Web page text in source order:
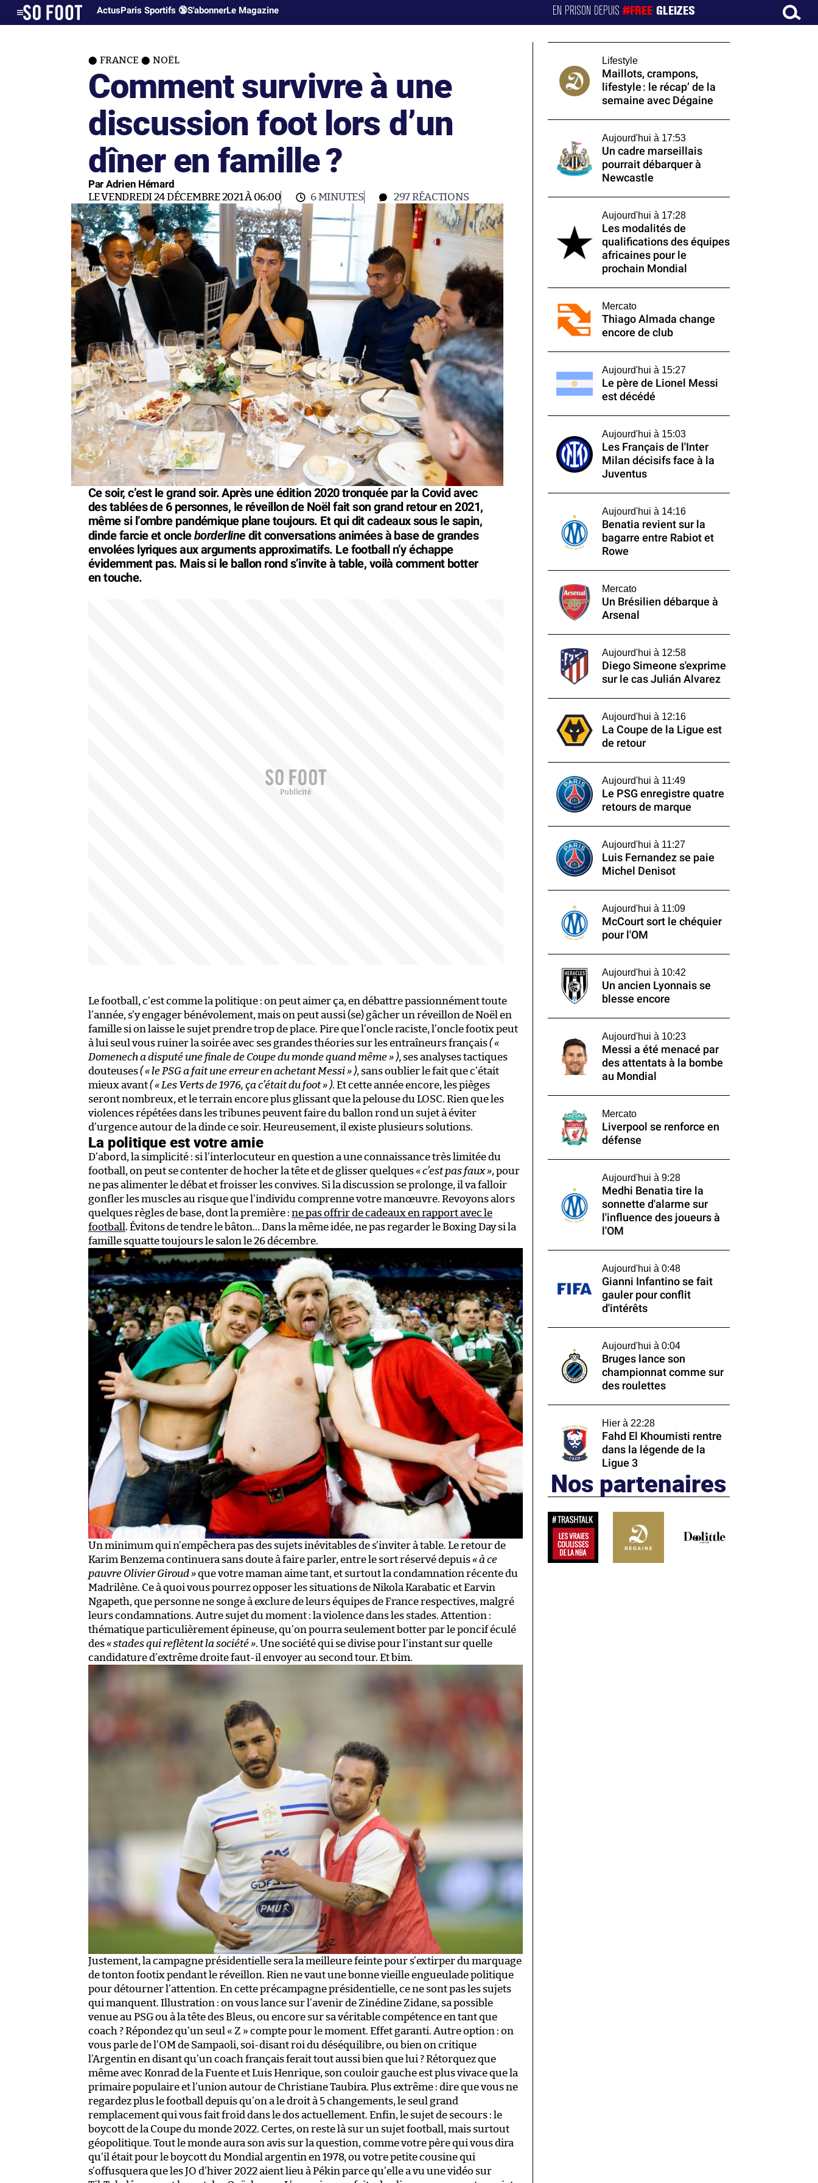
ActusParis Sportifs 🔞S'abonnerLe Magazine EN PRISON DEPUIS#FREE GLEIZES
FRANCE NOËL
Comment survivre à une
discussion foot lors d’un
dîner en famille ?
Par Adrien Hémard
LE VENDREDI 24 DÉCEMBRE 2021 À 06:00 6 MINUTES 297RÉACTIONS
Ce soir, c’est le grand soir. Après une édition 2020 tronquée par la Covid avec
des tablées de 6 personnes, le réveillon de Noël fait son grand retour en 2021,
même si l’ombre pandémique plane toujours. Et qui dit cadeaux sous le sapin,
dinde farcie et oncleborderline dit conversations animées à base de grandes
envolées lyriques aux arguments approximatifs. Le football n’y échappe
évidemment pas. Mais si le ballon rond s’invite à table, voilà comment botter
en touche.
Le football, c’est comme la politique : on peut aimer ça, en débattre passionnément toute
l’année, s’y engager bénévolement, mais on peut aussi (se) gâcher un réveillon de Noël en
famille si on laisse le sujet prendre trop de place. Pire que l’oncle raciste, l’oncle footix peut
à lui seul vous ruiner la soirée avec ses grandes théories sur les entraîneurs français( «
Domenech a disputé une finale de Coupe du monde quand même » ), ses analyses tactiques
douteuses( « le PSG a fait une erreur en achetant Messi » ), sans oublier le fait que c’était
mieux avant( « Les Verts de 1976, ça c’était du foot » ). Et cette année encore, les pièges
seront nombreux, et le terrain encore plus glissant que la pelouse du LOSC. Rien que les
violences répétées dans les tribunes peuvent faire du ballon rond un sujet à éviter
d’urgence autour de la dinde ce soir. Heureusement, il existe plusieurs solutions.
La politique est votre amie
D’abord, la simplicité : si l’interlocuteur en question a une connaissance très limitée du
football, on peut se contenter de hocher la tête et de glisser quelques« c’est pas faux », pour
ne pas alimenter le débat et froisser les convives. Si la discussion se prolonge, il va falloir
gonfler les muscles au risque que l’individu comprenne votre manœuvre. Revoyons alors
quelques règles de base, dont la première : ne pas offrir de cadeaux en rapport avec le
football. Évitons de tendre le bâton… Dans la même idée, ne pas regarder le Boxing Day si la
famille squatte toujours le salon le 26 décembre.
Un minimum qui n’empêchera pas des sujets inévitables de s’inviter à table. Le retour de
Karim Benzema continuera sans doute à faire parler, entre le sort réservé depuis« à ce
pauvre Olivier Giroud »que votre maman aime tant, et surtout la condamnation récente du
Madrilène. Ce à quoi vous pourrez opposer les situations de Nikola Karabatic et Earvin
Ngapeth, que personne ne songe à exclure de leurs équipes de France respectives, malgré
leurs condamnations. Autre sujet du moment : la violence dans les stades. Attention :
thématique particulièrement épineuse, qu’on pourra seulement botter par le poncif éculé
des« stades qui reflètent la société ». Une société qui se divise pour l’instant sur quelle
candidature d’extrême droite faut-il envoyer au second tour. Et bim.
Justement, la campagne présidentielle sera la meilleure feinte pour s’extirper du marquage
de tonton footix pendant le réveillon. Rien ne vaut une bonne vieille engueulade politique
pour détourner l’attention. En cette précampagne présidentielle, ce ne sont pas les sujets
qui manquent. Illustration : on vous lance sur l’avenir de Zinédine Zidane, sa possible
venue au PSG ou à la tête des Bleus, ou encore sur sa véritable compétence en tant que
coach ? Répondez qu’un seul « Z » compte pour le moment. Effet garanti. Autre option : on
vous parle de l’OM de Sampaoli, soi-disant roi du déséquilibre, ou bien on critique
l’Argentin en disant qu’un coach français ferait tout aussi bien que lui ? Rétorquez que
même avec Konrad de la Fuente et Luis Henrique, son couloir gauche est plus vivace que la
primaire populaire et l’union autour de Christiane Taubira. Plus extrême : dire que vous ne
regardez plus le football depuis qu’on a le droit à 5 changements, le seul grand
remplacement qui vous fait froid dans le dos actuellement. Enfin, le sujet de secours : le
boycott de la Coupe du monde 2022. Certes, on reste là sur un sujet football, mais surtout
géopolitique. Tout le monde aura son avis sur la question, comme votre père qui vous dira
qu’il était pour le boycott du Mondial argentin en 1978, ou votre petite cousine qui
s’offusquera que les JO d’hiver 2022 aient lieu à Pékin parce qu’elle a vu une vidéo sur
Lifestyle
Maillots, crampons,
lifestyle : le récap’ de la
semaine avec Dégaine
Aujourd'hui à 17:53
Un cadre marseillais
pourrait débarquer à
Newcastle
Aujourd'hui à 17:28
Les modalités de
qualifications des équipes
africaines pour le
prochain Mondial
Mercato
Thiago Almada change
encore de club
Aujourd'hui à 15:27
Le père de Lionel Messi
est décédé
Aujourd'hui à 15:03
Les Français de l'Inter
Milan décisifs face à la
Juventus
Aujourd'hui à 14:16
Benatia revient sur la
bagarre entre Rabiot et
Rowe
Mercato
Un Brésilien débarque à
Arsenal
Aujourd'hui à 12:58
Diego Simeone s'exprime
sur le cas Julián Alvarez
Aujourd'hui à 12:16
La Coupe de la Ligue est
de retour
Aujourd'hui à 11:49
Le PSG enregistre quatre
retours de marque
Aujourd'hui à 11:27
Luis Fernandez se paie
Michel Denisot
Aujourd'hui à 11:09
McCourt sort le chéquier
pour l'OM
Aujourd'hui à 10:42
Un ancien Lyonnais se
blesse encore
Aujourd'hui à 10:23
Messi a été menacé par
des attentats à la bombe
au Mondial
Mercato
Liverpool se renforce en
défense
Aujourd'hui à 9:28
Medhi Benatia tire la
sonnette d'alarme sur
l'influence des joueurs à
l'OM
Aujourd'hui à 0:48
Gianni Infantino se fait
gauler pour conflit
d'intérêts
Aujourd'hui à 0:04
Bruges lance son
championnat comme sur
des roulettes
Hier à 22:28
Fahd El Khoumisti rentre
dans la légende de la
Ligue 3
Nos partenaires